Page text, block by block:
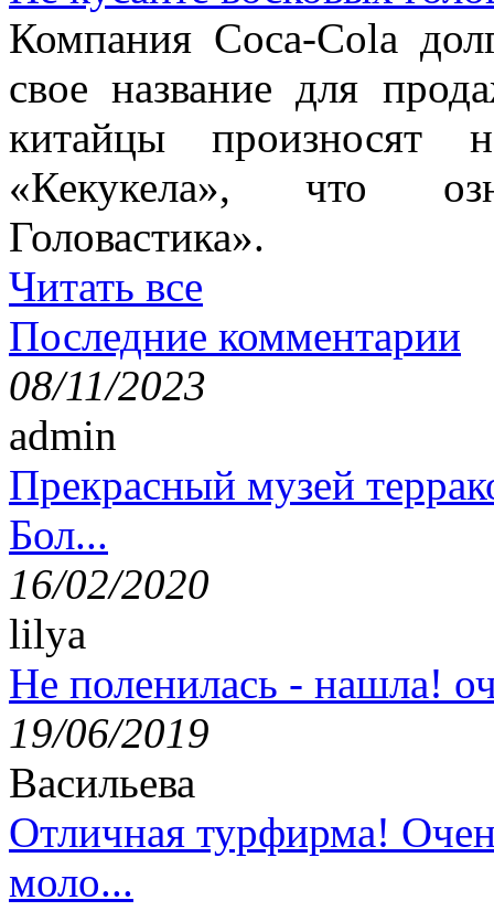
Компания Coca-Cola
свое название для
китайцы произносят
«Кекукела», что
Головастика».
Читать все
Последние комментарии
08/11/2023
admin
Прекрасный музей
Бол...
16/02/2020
lilya
Не поленилась - нашла!
19/06/2019
Васильева
Отличная турфирма!
моло...